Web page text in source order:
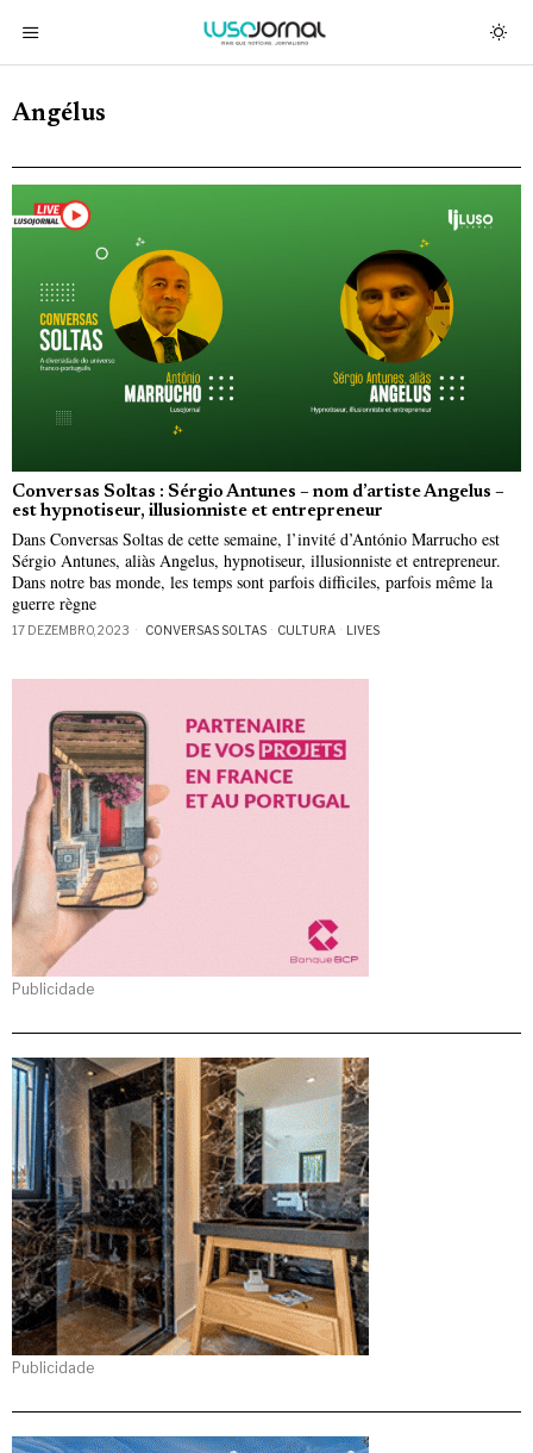
Angélus
Conversas Soltas : Sérgio Antunes – nom d’artiste Angelus –
est hypnotiseur, illusionniste et entrepreneur
Dans Conversas Soltas de cette semaine, l’invité d’António Marrucho est
Sérgio Antunes, aliàs Angelus, hypnotiseur, illusionniste et entrepreneur.
Dans notre bas monde, les temps sont parfois difficiles, parfois même la
guerre règne
17 DEZEMBRO, 2023 CONVERSAS SOLTAS · CULTURA · LIVES
Publicidade
Publicidade